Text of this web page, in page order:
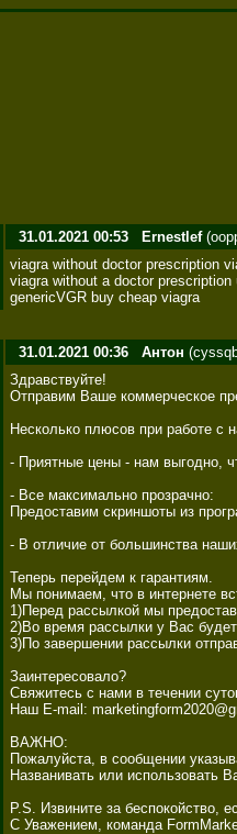
31.01.2021 00:53 Ernestlef
viagra without doctor prescription
viagra without a doctor
genericVGR buy cheap viagra
31.01.2021 00:36 Антон
Здравствуйте!
Отправим Ваше коммерческое
Несколько плюсов при работе с
- Приятные цены - нам выгодно,
- Все максимально прозрачно:
Предоставим скриншоты из
- В отличие от большинства
Теперь перейдем к гарантиям.
Мы понимаем, что в интернете
1)Перед рассылкой мы
2)Во время рассылки у Вас
3)По завершении рассылки
Заинтересовало?
Свяжитесь с нами в течении
Наш E-mail:
ВАЖНО:
Пожалуйста, в сообщении
Названивать или использовать
P.S. Извините за
С Уважением, команда